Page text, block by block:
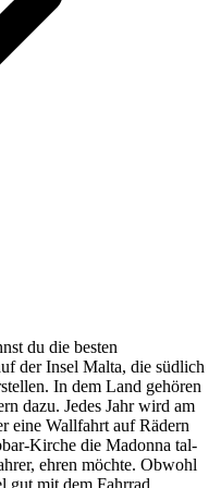
du die besten
der Insel Malta, die südlich
In dem Land gehören
dazu. Jedes Jahr wird am
eine Wallfahrt auf Rädern
Kirche die Madonna tal-
ehren möchte. Obwohl
gut mit dem Fahrrad